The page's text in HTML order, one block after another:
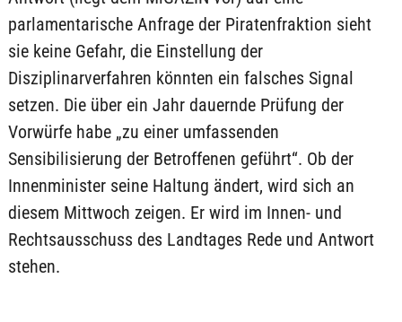
parlamentarische Anfrage der Piratenfraktion sieht
sie keine Gefahr, die Einstellung der
Disziplinarverfahren könnten ein falsches Signal
setzen. Die über ein Jahr dauernde Prüfung der
Vorwürfe habe „zu einer umfassenden
Sensibilisierung der Betroffenen geführt“. Ob der
Innenminister seine Haltung ändert, wird sich an
diesem Mittwoch zeigen. Er wird im Innen- und
Rechtsausschuss des Landtages Rede und Antwort
stehen.